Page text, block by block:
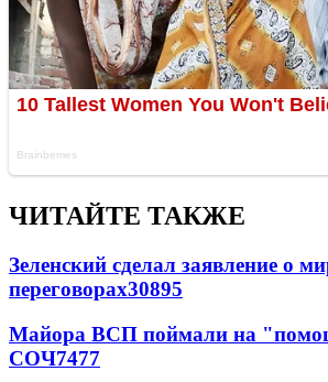
ЧИТАЙТЕ ТАКЖЕ
Зеленский сделал заявление о
переговорах30895
Майора ВСП поймали на
СОЧ7477